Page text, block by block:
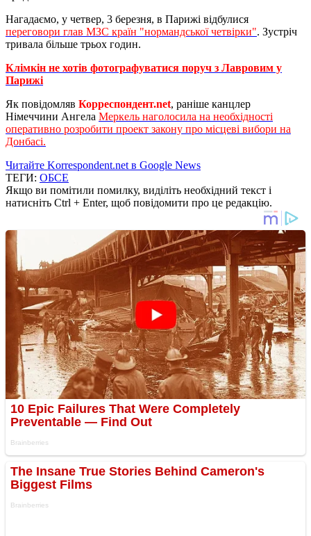
Нагадаємо, у четвер, 3 березня, в Парижі відбулися
переговори глав МЗС країн "нормандської четвірки". Зустріч
тривала більше трьох годин.
Клімкін не хотів фотографуватися поруч з Лавровим у
Парижі
Як повідомляв Корреспондент.net, раніше канцлер
Німеччини Ангела Меркель наголосила на необхідності
оперативно розробити проект закону про місцеві вибори на
Донбасі.
Читайте Korrespondent.net в Google News
ТЕГИ: ОБСЕ
Якщо ви помітили помилку, виділіть необхідний текст і
натисніть Ctrl + Enter, щоб повідомити про це редакцію.